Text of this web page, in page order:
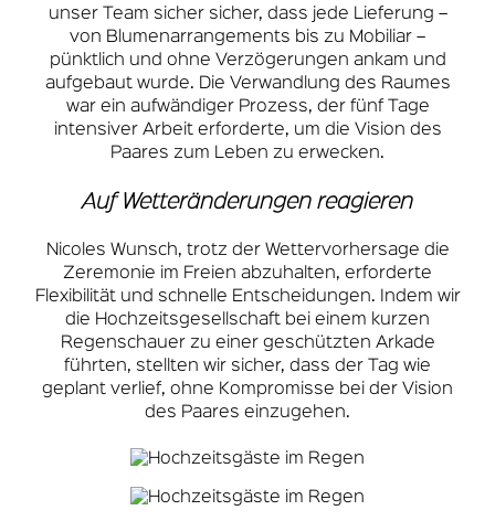
unser Team sicher sicher, dass jede Lieferung –
von Blumenarrangements bis zu Mobiliar –
pünktlich und ohne Verzögerungen ankam und
aufgebaut wurde. Die Verwandlung des Raumes
war ein aufwändiger Prozess, der fünf Tage
intensiver Arbeit erforderte, um die Vision des
Paares zum Leben zu erwecken.
Auf Wetteränderungen reagieren
Nicoles Wunsch, trotz der Wettervorhersage die
Zeremonie im Freien abzuhalten, erforderte
Flexibilität und schnelle Entscheidungen. Indem wir
die Hochzeitsgesellschaft bei einem kurzen
Regenschauer zu einer geschützten Arkade
führten, stellten wir sicher, dass der Tag wie
geplant verlief, ohne Kompromisse bei der Vision
des Paares einzugehen.